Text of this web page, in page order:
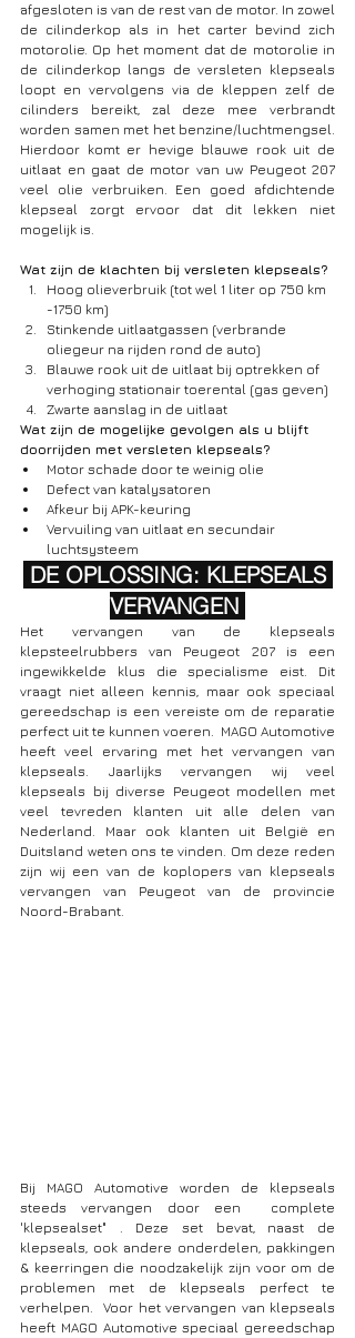
afgesloten is van de rest van de motor. In zowel
de cilinderkop als in het carter bevind zich
motorolie. Op het moment dat de motorolie in
de cilinderkop langs de versleten klepseals
loopt en vervolgens via de kleppen zelf de
cilinders bereikt, zal deze mee verbrandt
worden samen met het benzine/luchtmengsel.
Hierdoor komt er hevige blauwe rook uit de
uitlaat en gaat de motor van uw Peugeot 207
veel olie verbruiken. Een goed afdichtende
klepseal zorgt ervoor dat dit lekken niet
mogelijk is.
Wat zijn de klachten bij versleten klepseals?
Hoog olieverbruik (tot wel 1 liter op 750 km
-1750 km)
Stinkende uitlaatgassen (verbrande
oliegeur na rijden rond de auto)
Blauwe rook uit de uitlaat bij optrekken of
verhoging stationair toerental (gas geven)
Zwarte aanslag in de uitlaat
Wat zijn de mogelijke gevolgen als u blijft
doorrijden met versleten klepseals?
Motor schade door te weinig olie
Defect van katalysatoren
Afkeur bij APK-keuring
Vervuiling van uitlaat en secundair
luchtsysteem
VERVANGEN
Het vervangen van de klepseals
klepsteelrubbers van Peugeot 207 is een
ingewikkelde klus die specialisme eist. Dit
vraagt niet alleen kennis, maar ook speciaal
gereedschap is een vereiste om de reparatie
perfect uit te kunnen voeren.  MAGO Automotive
heeft veel ervaring met het vervangen van
klepseals. Jaarlijks vervangen wij veel
klepseals bij diverse Peugeot modellen met
veel tevreden klanten uit alle delen van
Nederland. Maar ook klanten uit België en
Duitsland weten ons te vinden. Om deze reden
zijn wij een van de koplopers van klepseals
vervangen van Peugeot van de provincie
Noord-Brabant.
Bij MAGO Automotive worden de klepseals
steeds vervangen door een  complete
'klepsealset" . Deze set bevat, naast de
klepseals, ook andere onderdelen, pakkingen
& keerringen die noodzakelijk zijn voor om de
problemen met de klepseals perfect te
verhelpen.  Voor het vervangen van klepseals
heeft MAGO Automotive speciaal gereedschap